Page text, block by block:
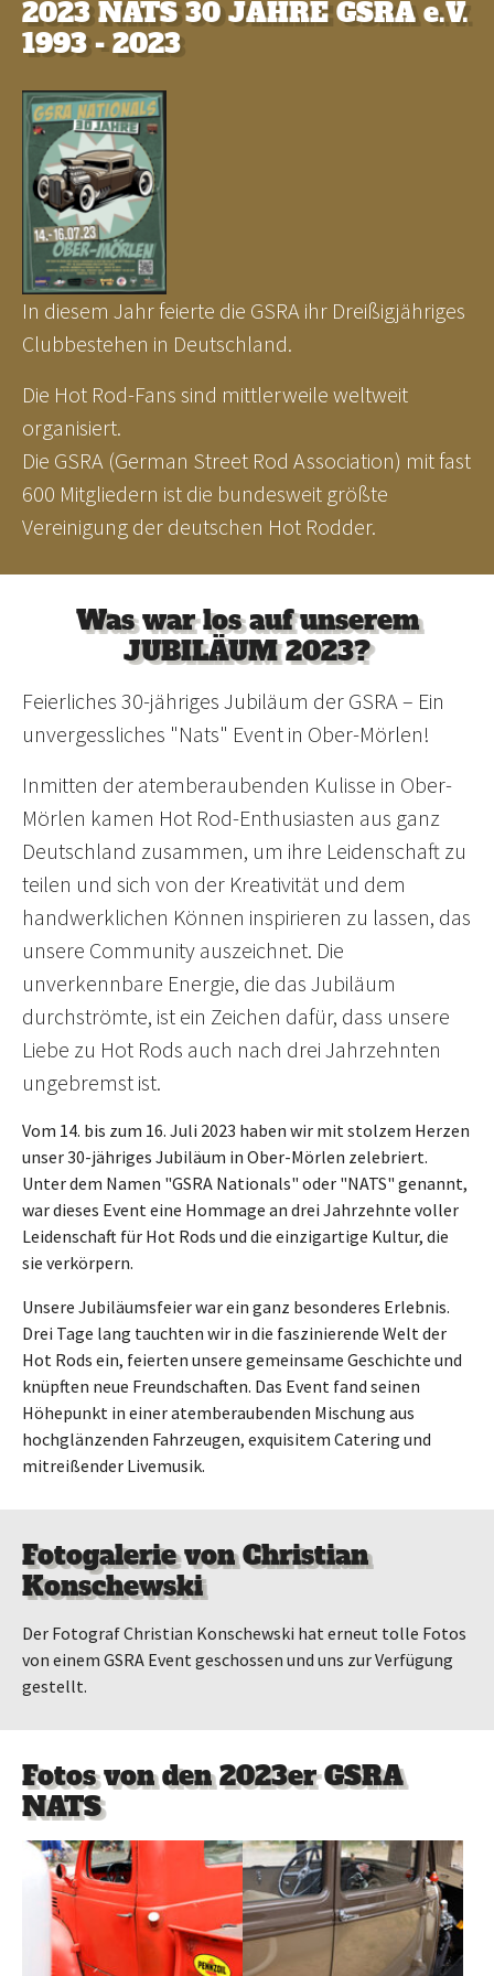
2023 NATS 30 JAHRE GSRA e.V.
1993 - 2023
In diesem Jahr feierte die GSRA ihr Dreißigjähriges
Clubbestehen in Deutschland.
Die Hot Rod-Fans sind mittlerweile weltweit
organisiert.
Die GSRA (German Street Rod Association) mit fast
600 Mitgliedern ist die bundesweit größte
Vereinigung der deutschen Hot Rodder.
Was war los auf unserem
JUBILÄUM 2023?
Feierliches 30-jähriges Jubiläum der GSRA – Ein
unvergessliches "Nats" Event in Ober-Mörlen!
Inmitten der atemberaubenden Kulisse in Ober-
Mörlen kamen Hot Rod-Enthusiasten aus ganz
Deutschland zusammen, um ihre Leidenschaft zu
teilen und sich von der Kreativität und dem
handwerklichen Können inspirieren zu lassen, das
unsere Community auszeichnet. Die
unverkennbare Energie, die das Jubiläum
durchströmte, ist ein Zeichen dafür, dass unsere
Liebe zu Hot Rods auch nach drei Jahrzehnten
ungebremst ist.
Vom 14. bis zum 16. Juli 2023 haben wir mit stolzem Herzen
unser 30-jähriges Jubiläum in Ober-Mörlen zelebriert.
Unter dem Namen "GSRA Nationals" oder "NATS" genannt,
war dieses Event eine Hommage an drei Jahrzehnte voller
Leidenschaft für Hot Rods und die einzigartige Kultur, die
sie verkörpern.
Unsere Jubiläumsfeier war ein ganz besonderes Erlebnis.
Drei Tage lang tauchten wir in die faszinierende Welt der
Hot Rods ein, feierten unsere gemeinsame Geschichte und
knüpften neue Freundschaften. Das Event fand seinen
Höhepunkt in einer atemberaubenden Mischung aus
hochglänzenden Fahrzeugen, exquisitem Catering und
mitreißender Livemusik.
Fotogalerie von Christian
Konschewski
Der Fotograf Christian Konschewski hat erneut tolle Fotos
von einem GSRA Event geschossen und uns zur Verfügung
gestellt.
Fotos von den 2023er GSRA
NATS